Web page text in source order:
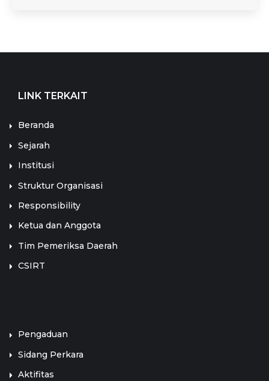
LINK TERKAIT
Beranda
Sejarah
Institusi
Struktur Organisasi
Responsibility
Ketua dan Anggota
Tim Pemeriksa Daerah
CSIRT
Pengaduan
Sidang Perkara
Aktifitas